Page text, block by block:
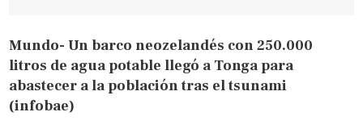
Mundo- Un barco neozelandés con 250.000
litros de agua potable llegó a Tonga para
abastecer a la población tras el tsunami
(infobae)